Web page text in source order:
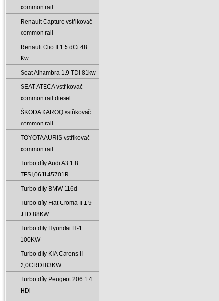
common rail
Renault Capture vstřikovač
common rail
Renault Clio II 1.5 dCi 48
Kw
Seat Alhambra 1‚9 TDI 81kw
SEAT ATECA vstřikovač
common rail diesel
ŠKODA KAROQ vstřikovač
common rail
TOYOTA AURIS vstřikovač
common rail
Turbo díly Audi A3 1.8
TFSI‚06J145701R
Turbo díly BMW 116d
Turbo díly Fiat Croma II 1.9
JTD 88KW
Turbo díly Hyundai H-1
100KW
Turbo díly KIA Carens II
2‚0CRDI 83KW
Turbo díly Peugeot 206 1‚4
HDi